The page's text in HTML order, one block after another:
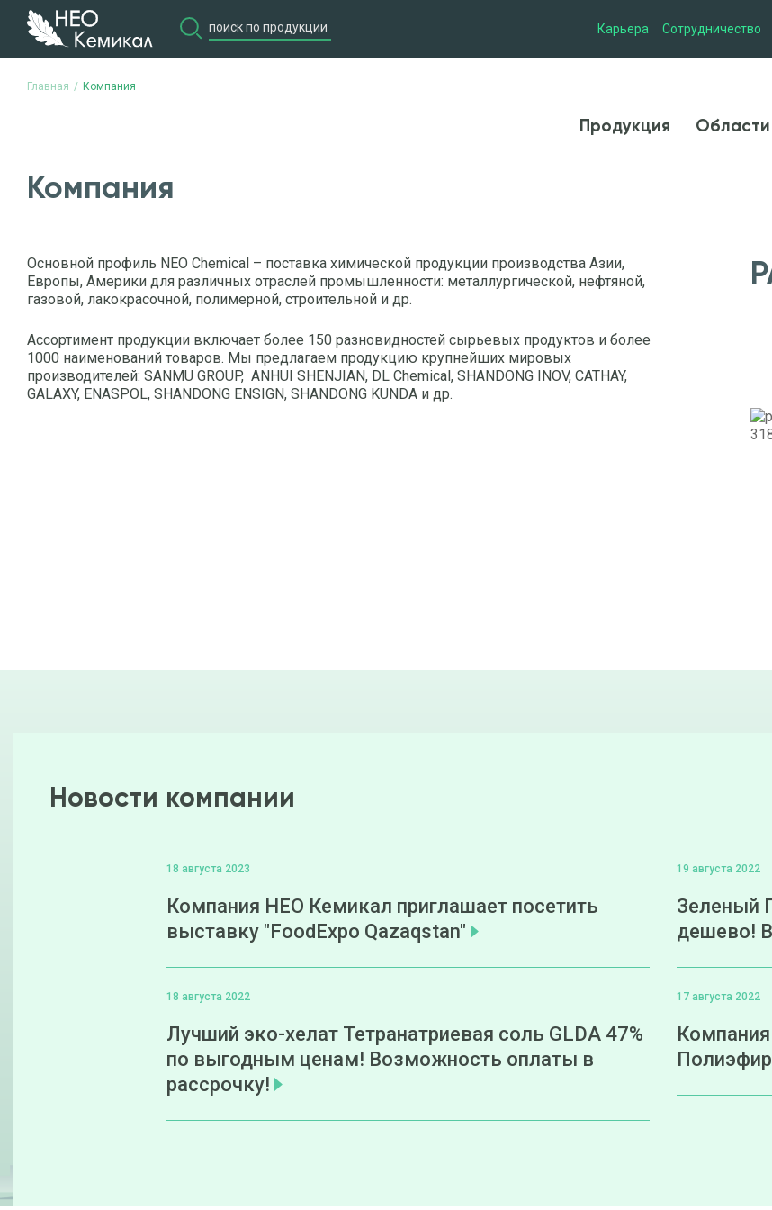
Карьера Сотрудничество
Главная Компания
Продукция
Компания
Основной профиль NEO Chemical – поставка химической продукции производства Азии,
Европы, Америки для различных отраслей промышленности: металлургической, нефтяной,
газовой, лакокрасочной, полимерной, строительной и др.
Ассортимент продукции включает более 150 разновидностей сырьевых продуктов и более
1000 наименований товаров. Мы предлагаем продукцию крупнейших мировых
производителей: SANMU GROUP, ANHUI SHENJIAN, DL Chemical, SHANDONG INOV, CATHAY,
GALAXY, ENASPOL, SHANDONG ENSIGN, SHANDONG KUNDA и др.
Новости компании
18 августа 2023
Компания НЕО Кемикал приглашает посетить
выставку "FoodExpo Qazaqstan"
19 августа 2022
Зеленый
дешево!
18 августа 2022
Лучший эко-хелат Тетранатриевая соль GLDA 47%
по выгодным ценам! Возможность оплаты в
рассрочку!
17 августа 2022